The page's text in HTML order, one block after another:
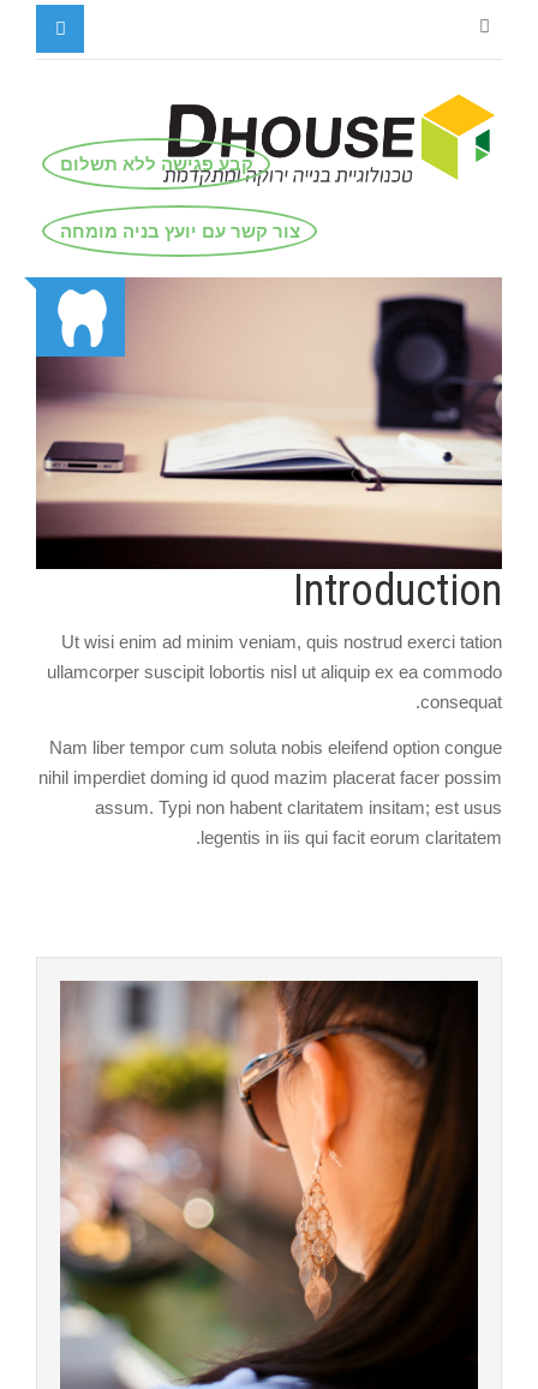
קבע פגישה ללא תשלום
צור קשר עם יועץ בניה מומחה
Introduction
Ut wisi enim ad minim veniam, quis nostrud exerci tation
ullamcorper suscipit lobortis nisl ut aliquip ex ea commodo
consequat.
Nam liber tempor cum soluta nobis eleifend option congue
nihil imperdiet doming id quod mazim placerat facer possim
assum. Typi non habent claritatem insitam; est usus
legentis in iis qui facit eorum claritatem.